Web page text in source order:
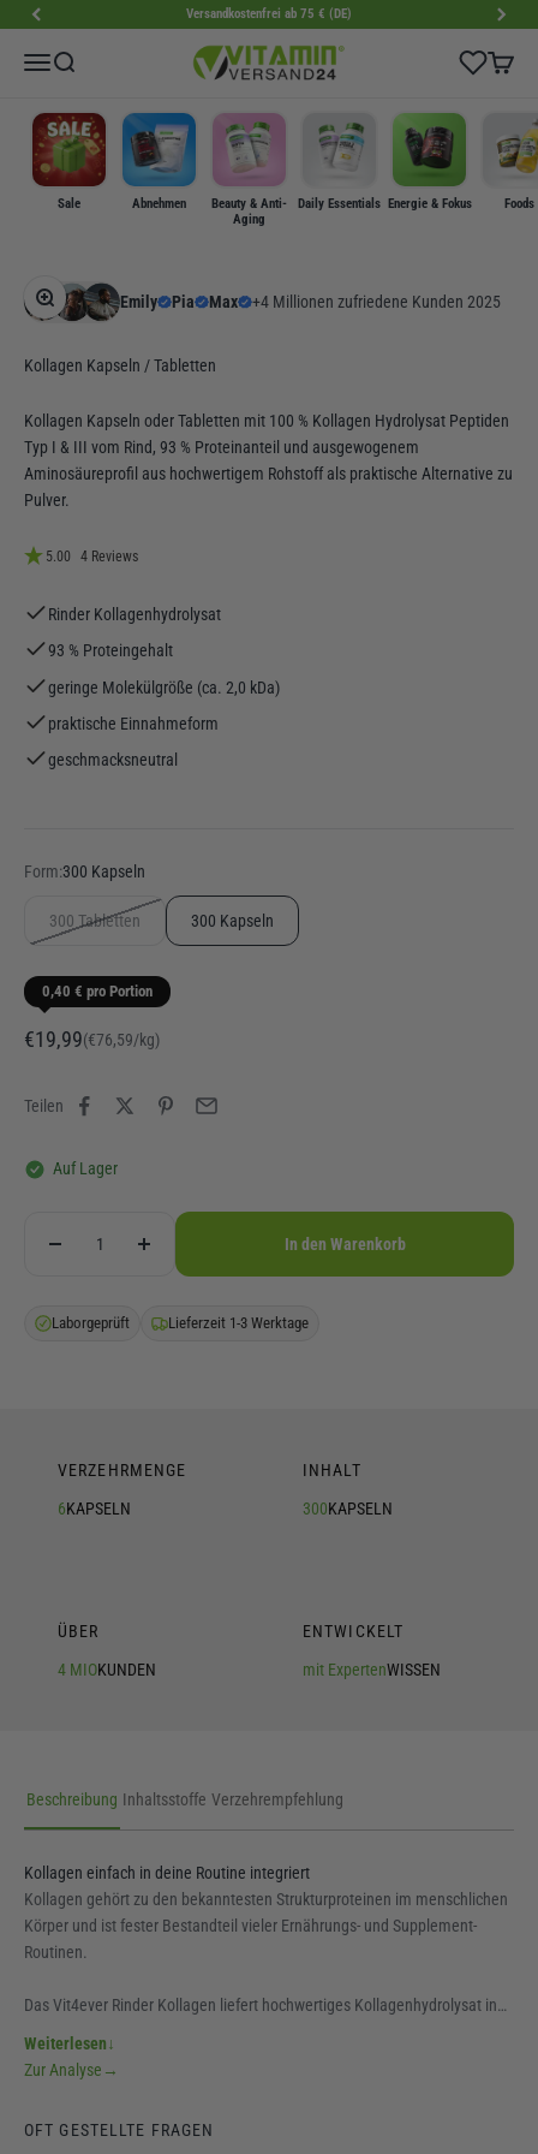
Zum Inhalt springen Versandkostenfrei ab 75 € (DE)
MenüSuche VitaminVersand24 Wishlist
Sale Abnehmen
Beauty & Anti-
Aging
Daily Essentials Energie & Fokus Foods
Bild vergrößern
Emily Pia Max +4 Millionen zufriedene Kunden 2025
Kollagen Kapseln / Tabletten
Kollagen Kapseln oder Tabletten mit 100 % Kollagen Hydrolysat Peptiden
Typ I & III vom Rind, 93 % Proteinanteil und ausgewogenem
Aminosäureprofil aus hochwertigem Rohstoff als praktische Alternative zu
Pulver.
5.00 4 Reviews
Rinder Kollagenhydrolysat
93 % Proteingehalt
geringe Molekülgröße (ca. 2,0 kDa)
praktische Einnahmeform
geschmacksneutral
Form:300 Kapseln
300 Tabletten 300 Kapseln
0,40 € pro Portion
Angebot
€19,99(€76,59/kg)
Teilen
Auf Lager
In den Warenkorb
Laborgeprüft Lieferzeit 1-3 Werktage
VERZEHRMENGE
6KAPSELN
INHALT
300KAPSELN
ÜBER
4 MIOKUNDEN
ENTWICKELT
mit ExpertenWISSEN
Beschreibung Inhaltsstoffe Verzehrempfehlung
Kollagen einfach in deine Routine integriert
Kollagen gehört zu den bekanntesten Strukturproteinen im menschlichen
Körper und ist fester Bestandteil vieler Ernährungs- und Supplement-
Routinen.
Das Vit4ever Rinder Kollagen liefert hochwertiges Kollagenhydrolysat in
einer praktischen Darreichungsform – ideal für alle, die Kollagen
unkompliziert in ihren Alltag integrieren möchten.
verarbeitet, entstehen kleine Kollagenpeptide, die sich durch ihre gute
Weiterlesen↓
Zur Analyse →
OFT GESTELLTE FRAGEN